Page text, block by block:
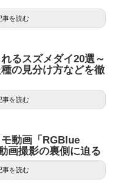
事を読む
るスズメダイ20選～
の見分け方などを徹
事を読む
動画「RGBlue
画撮影の裏側に迫る
事を読む